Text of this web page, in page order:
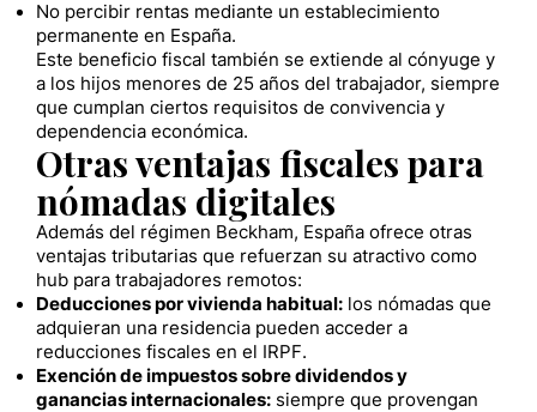
No percibir rentas mediante un establecimiento
permanente en España.
Este beneficio fiscal también se extiende al cónyuge y
a los hijos menores de 25 años del trabajador, siempre
que cumplan ciertos requisitos de convivencia y
dependencia económica.
Otras ventajas fiscales para
nómadas digitales
Además del régimen Beckham, España ofrece otras
ventajas tributarias que refuerzan su atractivo como
hub para trabajadores remotos:
Deducciones por vivienda habitual: los nómadas que
adquieran una residencia pueden acceder a
reducciones fiscales en el IRPF.
Exención de impuestos sobre dividendos y
ganancias internacionales: siempre que provengan